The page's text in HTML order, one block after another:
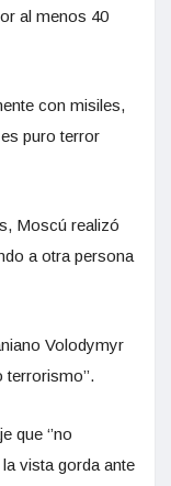
al menos 40
con misiles,
puro terror
Moscú realizó
a otra persona
Volodymyr
que ‘’no
vista gorda ante